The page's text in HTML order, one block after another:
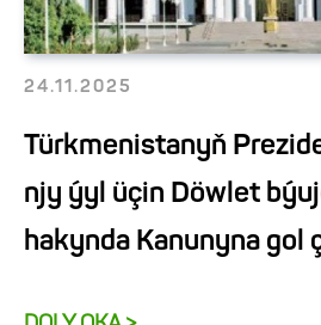
24.11.2025
Türkmenistanyň
njy ýyl üçin Döwlet
hakynda Kanunyna gol